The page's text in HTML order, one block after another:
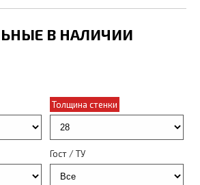
В НАЛИЧИИ
Толщина стенки
Гост / ТУ